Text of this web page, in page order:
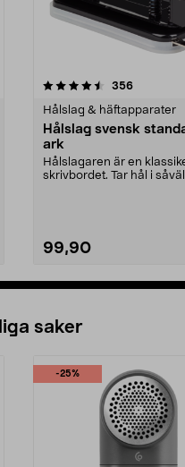
356
Hålslag & häftapparater
Hålslag svensk
ark
Hålslagaren är en
skrivbordet. Tar hål i
99,90
4.5 av 5 stjärnor
saker
-25%